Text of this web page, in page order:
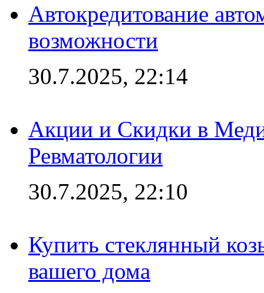
Автокредитование
возможности
30.7.2025, 22:14
Акции и Скидки в
Ревматологии
30.7.2025, 22:10
Купить стеклянный
вашего дома